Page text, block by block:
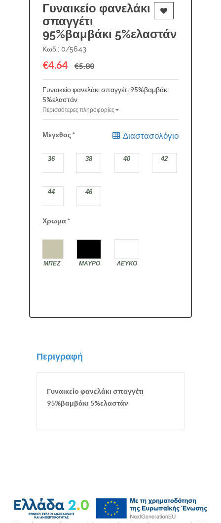
Γυναικείο φανελάκι
σπαγγέτι
95%βαμβάκι 5%ελαστάν
Κωδ.: 0/5643
€4.64 €5.80
Γυναικείο φανελάκι σπαγγέτι 95%βαμβάκι
5%ελαστάν
Περισσότερες πληροφορίες
Διαστασολόγιο
Μεγεθος*
36 38 40 42
44 46
Χρωμα*
ΜΠΕΖ ΜΑΥΡΟ ΛΕΥΚΟ
Περιγραφή
Γυναικείο φανελάκι σπαγγέτι
95%βαμβάκι 5%ελαστάν